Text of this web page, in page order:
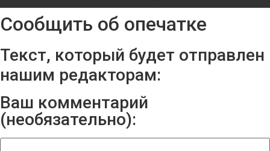
Сообщить об опечатке
Текст, который будет отправлен
нашим редакторам:
Ваш комментарий
(необязательно):